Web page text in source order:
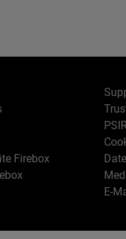
Firebox
E-